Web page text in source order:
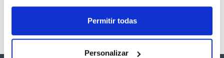
Permitir todas
Personalizar
Ver stock